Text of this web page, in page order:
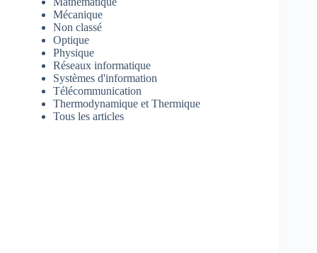
Mécanique
Non classé
Optique
Physique
Réseaux informatique
Systèmes d'information
Télécommunication
Thermodynamique et Thermique
Tous les articles